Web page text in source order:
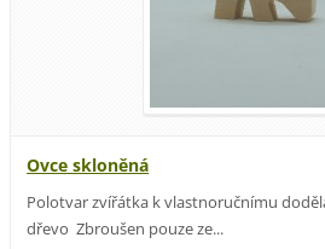
Ovce skloněná
Polotvar zvířátka k vlastnoručnímu
dřevo Zbroušen pouze ze...